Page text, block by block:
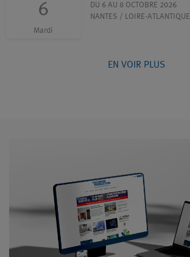
6
Mardi
DU 6 AU 8 OCTOBRE 2026
NANTES / LOIRE-ATLANTIQUE
EN VOIR PLUS